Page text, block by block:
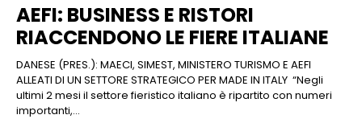
AEFI: BUSINESS E RISTORI
RIACCENDONO LE FIERE ITALIANE
DANESE (PRES.): MAECI, SIMEST, MINISTERO TURISMO E AEFI
ALLEATI DI UN SETTORE STRATEGICO PER MADE IN ITALY “Negli
ultimi 2 mesi il settore fieristico italiano è ripartito con numeri
importanti,...